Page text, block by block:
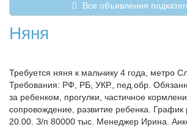
Все объявления
Няня
Требуется няня к мальчику 4 года, метро
Требования: РФ, РБ, УКР., пед.обр.
за ребенком, прогулки, частичное
сопровождение, развитие ребенка.
20.00. З/п 80000 тыс. Менеджер Ирина.